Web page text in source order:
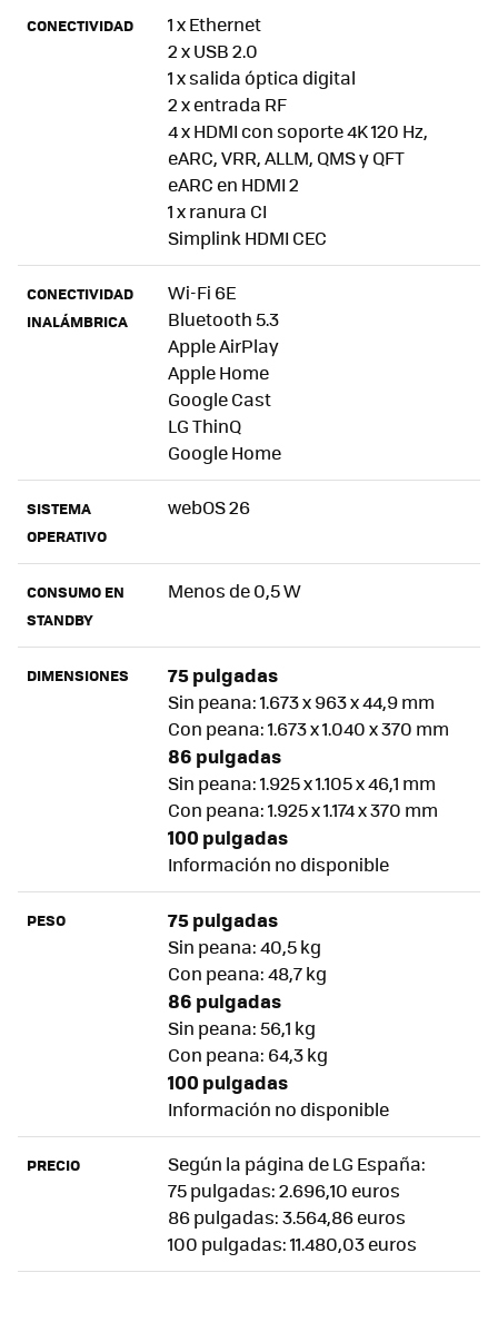
CONECTIVIDAD
1 x Ethernet
2 x USB 2.0
1 x salida óptica digital
2 x entrada RF
4 x HDMI con soporte 4K 120 Hz,
eARC, VRR, ALLM, QMS y QFT
eARC en HDMI 2
1 x ranura CI
Simplink HDMI CEC
CONECTIVIDAD
INALÁMBRICA
Wi-Fi 6E
Bluetooth 5.3
Apple AirPlay
Apple Home
Google Cast
LG ThinQ
Google Home
SISTEMA
OPERATIVO
webOS 26
CONSUMO EN
STANDBY
Menos de 0,5 W
DIMENSIONES 75 pulgadas
Sin peana: 1.673 x 963 x 44,9 mm
Con peana: 1.673 x 1.040 x 370 mm
86 pulgadas
Sin peana: 1.925 x 1.105 x 46,1 mm
Con peana: 1.925 x 1.174 x 370 mm
100 pulgadas
Información no disponible
PESO 75 pulgadas
Sin peana: 40,5 kg
Con peana: 48,7 kg
86 pulgadas
Sin peana: 56,1 kg
Con peana: 64,3 kg
100 pulgadas
Información no disponible
PRECIO
Según la página de LG España:
75 pulgadas: 2.696,10 euros
86 pulgadas: 3.564,86 euros
100 pulgadas: 11.480,03 euros